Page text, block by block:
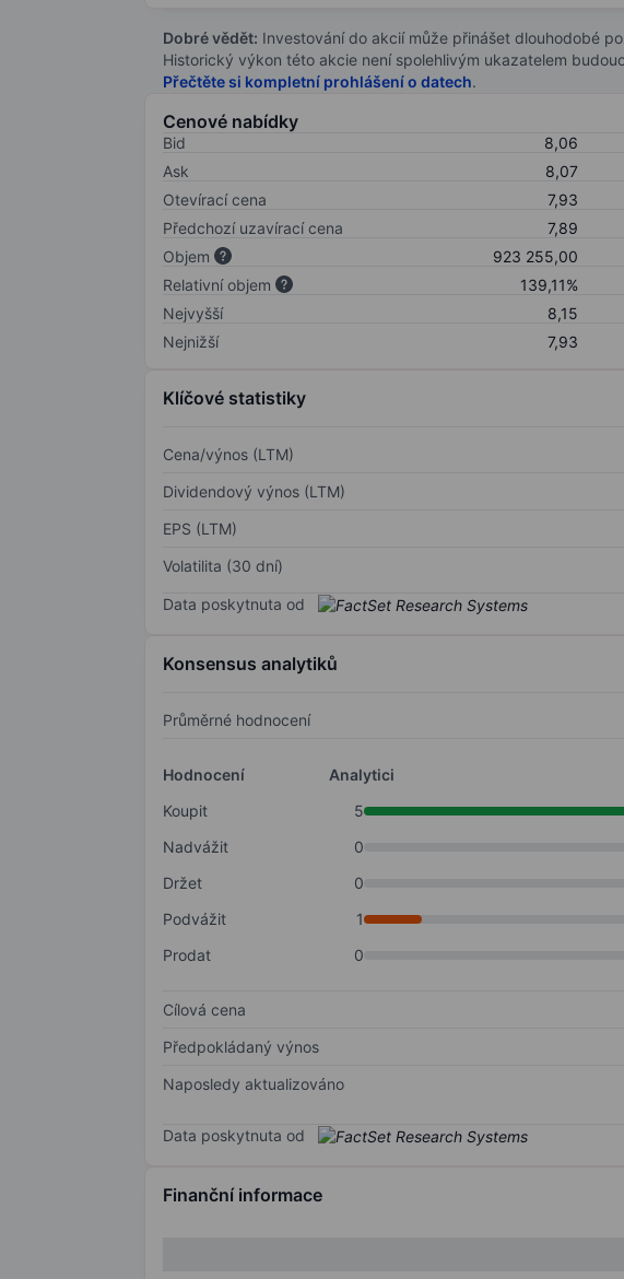
Dobré vědět: Investování do akcií může přinášet dlouhodobé
Historický výkon této akcie není spolehlivým ukazatelem
Přečtěte si kompletní prohlášení o datech.
Cenové nabídky
Bid 8,06
Ask
8,07
Otevírací cena
7,93
Předchozí uzavírací cena
7,89
Objem
923 255,00
Relativní objem
139,11%
Nejvyšší
8,15
Nejnižší
7,93
Klíčové statistiky
Cena/výnos (LTM)
Dividendový výnos (LTM)
EPS (LTM)
Volatilita (30 dní)
Data poskytnuta od
Konsensus analytiků
Průměrné hodnocení
Hodnocení
Analytici
Koupit
5
Nadvážit
0
Držet
0
Podvážit
1
Prodat
0
Cílová cena
Předpokládaný výnos
Naposledy aktualizováno
Data poskytnuta od
Finanční informace